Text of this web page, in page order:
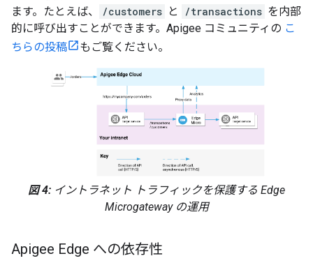
ます。たとえば、
/customers と /transactions を内部
的に呼び出すことができます。Apigee コミュニティの こ
ちらの投稿
もご覧ください。
図 4: イントラネット トラフィックを保護する Edge
Microgateway の運用
Apigee Edge への依存性